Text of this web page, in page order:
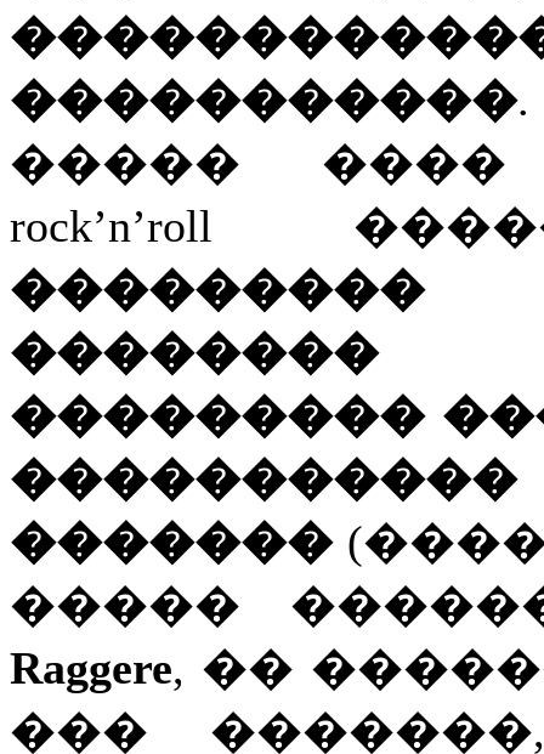
�����������
�����
rock’n’roll
��������
���������
�������
�����
Raggere, ��
���